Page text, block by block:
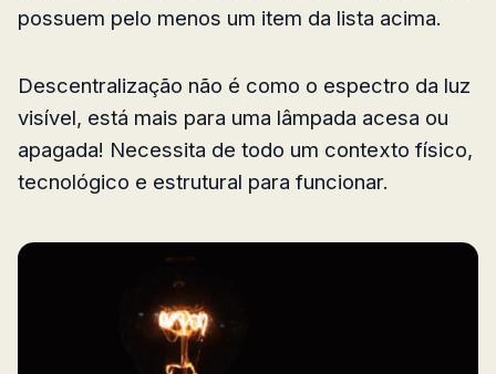
possuem pelo menos um item da lista acima.
Descentralização não é como o espectro da luz
visível, está mais para uma lâmpada acesa ou
apagada! Necessita de todo um contexto físico,
tecnológico e estrutural para funcionar.